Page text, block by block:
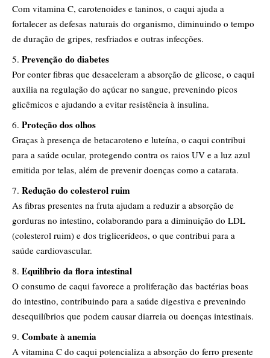
Com vitamina C, carotenoides e taninos, o caqui ajuda a
fortalecer as defesas naturais do organismo, diminuindo o tempo
de duração de gripes, resfriados e outras infecções.
Prevenção do diabetes
Por conter fibras que desaceleram a absorção de glicose, o caqui
auxilia na regulação do açúcar no sangue, prevenindo picos
glicêmicos e ajudando a evitar resistência à insulina.
Proteção dos olhos
Graças à presença de betacaroteno e luteína, o caqui contribui
para a saúde ocular, protegendo contra os raios UV e a luz azul
emitida por telas, além de prevenir doenças como a catarata.
Redução do colesterol ruim
As fibras presentes na fruta ajudam a reduzir a absorção de
gorduras no intestino, colaborando para a diminuição do LDL
(colesterol ruim) e dos triglicerídeos, o que contribui para a
saúde cardiovascular.
Equilíbrio da flora intestinal
O consumo de caqui favorece a proliferação das bactérias boas
do intestino, contribuindo para a saúde digestiva e prevenindo
desequilíbrios que podem causar diarreia ou doenças intestinais.
Combate à anemia
A vitamina C do caqui potencializa a absorção do ferro presente